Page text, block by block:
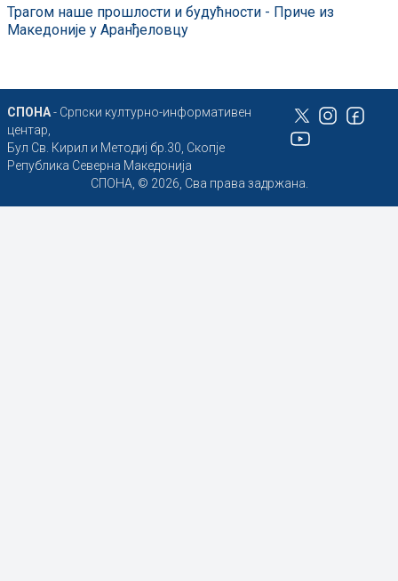
Трагом наше прошлости и будућности - Приче из
Македоније у Аранђеловцу
СПОНА- Српски културно-информативен
центар,
Бул Св. Кирил и Методиј бр.30, Скопје
Република Северна Македонија
СПОНА, © 2026, Сва права задржана.